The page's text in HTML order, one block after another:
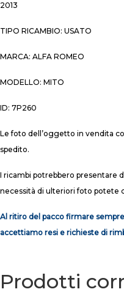
2013
TIPO RICAMBIO: USATO
MARCA: ALFA ROMEO
MODELLO: MITO
ID: 7P260
Le foto dell’oggetto in vendita
spedito.
I ricambi potrebbero presentare
necessità di ulteriori foto potete
Al ritiro del pacco firmare sempre
accettiamo resi e richieste di
Prodotti